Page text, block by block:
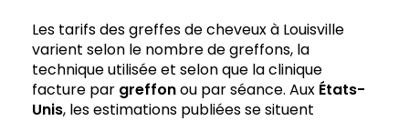
Les tarifs des greffes de cheveux à Louisville
varient selon le nombre de greffons, la
technique utilisée et selon que la clinique
facture par greffonou par séance. Aux États-
Unis, les estimations publiées se situent